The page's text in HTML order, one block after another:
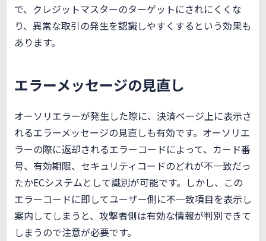
で、クレジットマスターのターゲットにされにくくな
り、異常な取引の発生を認識しやすくするという効果も
あります。
エラーメッセージの見直し
オーソリエラーが発生した際に、決済ページ上に表示さ
れるエラーメッセージの見直しも有効です。オーソリエ
ラーの際に返却されるエラーコードによって、カード番
号、有効期限、セキュリティコードのどれが不一致だっ
たかECシステムとして識別が可能です。しかし、この
エラーコードに即してユーザー側に不一致項目を表示し
案内してしまうと、攻撃者側は有効な情報が判別できて
しまうので注意が必要です。